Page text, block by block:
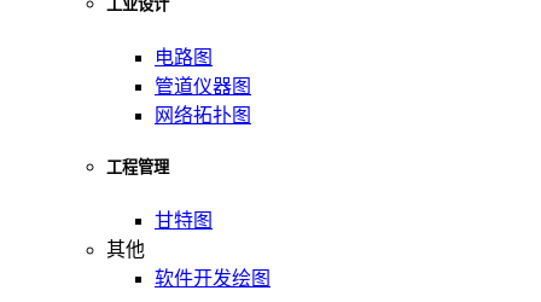
工业设计
电路图
管道仪器图
网络拓扑图
工程管理
甘特图
其他
软件开发绘图